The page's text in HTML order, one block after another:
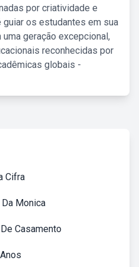
por criatividade e
os estudantes em sua
geração excepcional,
reconhecidas por
globais -
Cifra
Monica
Casamento